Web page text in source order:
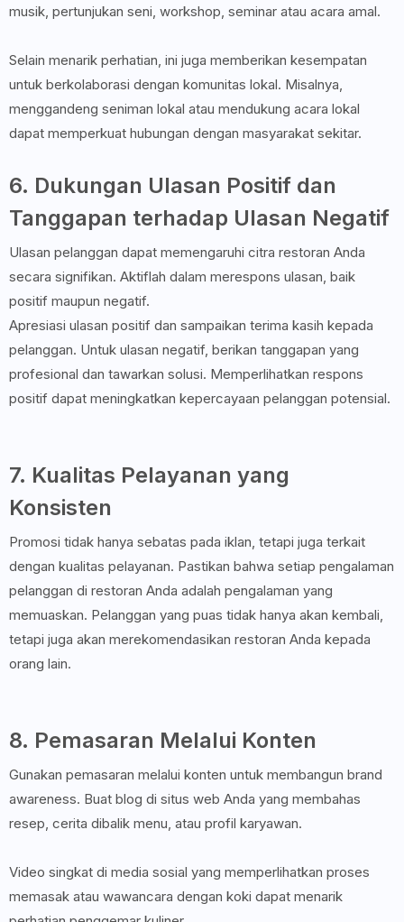
musik, pertunjukan seni, workshop, seminar atau acara amal.
Selain menarik perhatian, ini juga memberikan kesempatan
untuk berkolaborasi dengan komunitas lokal. Misalnya,
menggandeng seniman lokal atau mendukung acara lokal
dapat memperkuat hubungan dengan masyarakat sekitar.
6. Dukungan Ulasan Positif dan
Tanggapan terhadap Ulasan Negatif
Ulasan pelanggan dapat memengaruhi citra restoran Anda
secara signifikan. Aktiflah dalam merespons ulasan, baik
positif maupun negatif.
Apresiasi ulasan positif dan sampaikan terima kasih kepada
pelanggan. Untuk ulasan negatif, berikan tanggapan yang
profesional dan tawarkan solusi. Memperlihatkan respons
positif dapat meningkatkan kepercayaan pelanggan potensial.
7. Kualitas Pelayanan yang
Konsisten
Promosi tidak hanya sebatas pada iklan, tetapi juga terkait
dengan kualitas pelayanan. Pastikan bahwa setiap pengalaman
pelanggan di restoran Anda adalah pengalaman yang
memuaskan. Pelanggan yang puas tidak hanya akan kembali,
tetapi juga akan merekomendasikan restoran Anda kepada
orang lain.
8. Pemasaran Melalui Konten
Gunakan pemasaran melalui konten untuk membangun brand
awareness. Buat blog di situs web Anda yang membahas
resep, cerita dibalik menu, atau profil karyawan.
Video singkat di media sosial yang memperlihatkan proses
memasak atau wawancara dengan koki dapat menarik